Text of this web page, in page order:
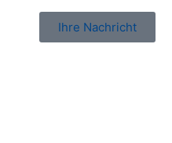
Ihre Nachricht